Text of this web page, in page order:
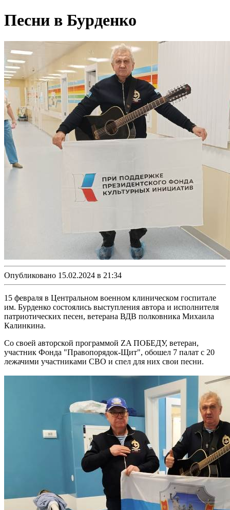
Песни в Бурденко
Опубликовано 15.02.2024 в 21:34
15 февраля в Центральном военном клиническом госпитале
им. Бурденко состоялись выступления автора и исполнителя
патриотических песен, ветерана ВДВ полковника Михаила
Калинкина.
Со своей авторской программой ZA ПОБЕДУ, ветеран,
участник Фонда "Правопорядок-Щит", обошел 7 палат с 20
лежачими участниками СВО и спел для них свои песни.